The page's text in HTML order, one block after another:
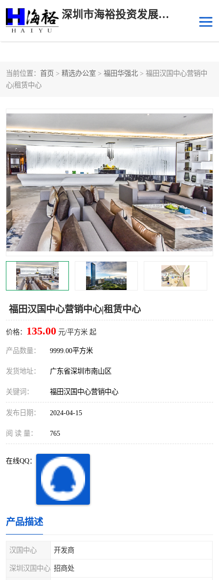
深圳市海裕投资发展有限公司
当前位置： 首页 > 精选办公室 > 福田华强北 > 福田汉国中心营销中
心|租赁中心
福田汉国中心营销中心|租赁中心
价格： 135.00 元/平方米 起
产品数量： 9999.00平方米
发货地址： 广东省深圳市南山区
关键词： 福田汉国中心营销中心
发布日期： 2024-04-15
阅 读 量： 765
在线QQ：
产品描述
汉国中心 开发商
深圳汉国中心 招商处
后海
前海 深圳湾科技生态园
福田中心区写字楼租赁 宝安中心区
深圳宝安 福田车公庙
罗湖水贝 南山南油
龙华 罗湖区
宝安区 西乡
兴东 石岩
车公庙
中心区
南山区
深圳超级总部基地 后海
龙岗区
光明区